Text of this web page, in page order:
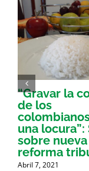
“Gravar la
de los
una locura”:
sobre nueva
reforma
Abril 7, 2021